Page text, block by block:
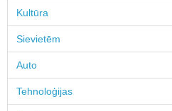
Kultūra
Sievietēm
Auto
Tehnoloģijas